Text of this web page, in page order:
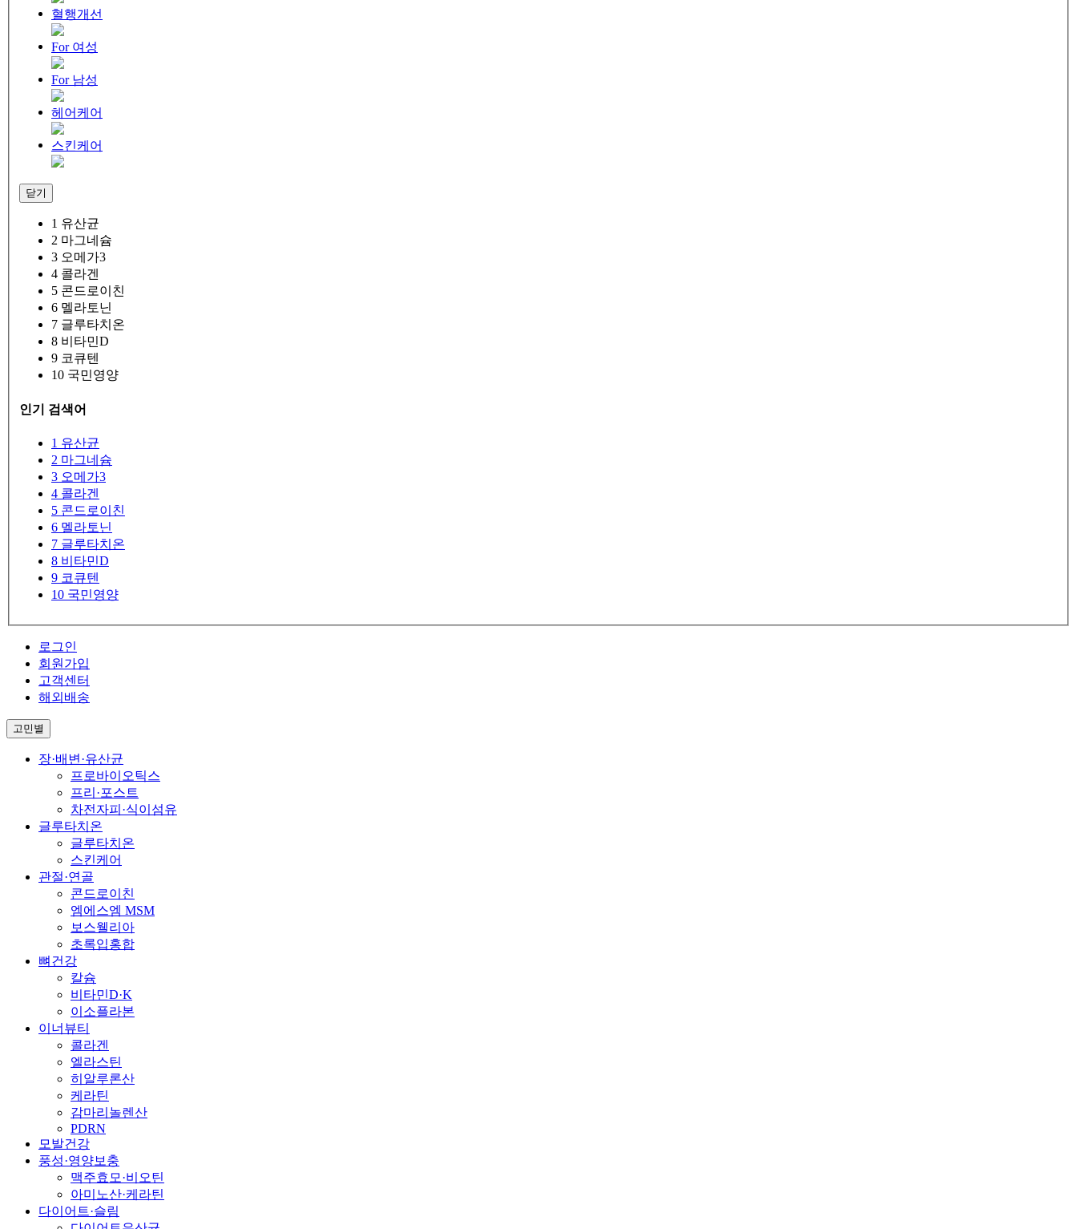
혈행개선
For 여성
For 남성
헤어케어
스킨케어
닫기
1 유산균
2 마그네슘
3 오메가3
4 콜라겐
5 콘드로이친
6 멜라토닌
7 글루타치온
8 비타민D
9 코큐텐
10 국민영양
인기 검색어
1 유산균
2 마그네슘
3 오메가3
4 콜라겐
5 콘드로이친
6 멜라토닌
7 글루타치온
8 비타민D
9 코큐텐
10 국민영양
로그인
회원가입
고객센터
해외배송
고민별
장·배변·유산균
프로바이오틱스
프리·포스트
차전자피·식이섬유
글루타치온
글루타치온
스킨케어
관절·연골
콘드로이친
엠에스엠 MSM
보스웰리아
초록입홍합
뼈건강
칼슘
비타민D·K
이소플라본
이너뷰티
콜라겐
엘라스틴
히알루론산
케라틴
감마리놀렌산
PDRN
모발건강
풍성·영양보충
맥주효모·비오틴
아미노산·케라틴
다이어트·슬림